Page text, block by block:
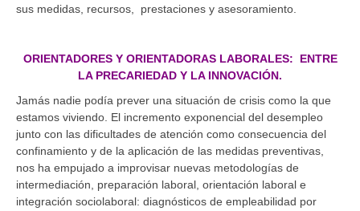
sus medidas, recursos, prestaciones y asesoramiento.
ORIENTADORES Y ORIENTADORAS LABORALES: ENTRE
LA PRECARIEDAD Y LA INNOVACIÓN.
Jamás nadie podía prever una situación de crisis como la que
estamos viviendo. El incremento exponencial del desempleo
junto con las dificultades de atención como consecuencia del
confinamiento y de la aplicación de las medidas preventivas,
nos ha empujado a improvisar nuevas metodologías de
intermediación, preparación laboral, orientación laboral e
integración sociolaboral: diagnósticos de empleabilidad por